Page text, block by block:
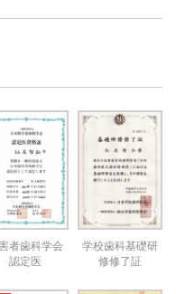
者歯科学会
認定医
学校歯科基礎研
修修了証